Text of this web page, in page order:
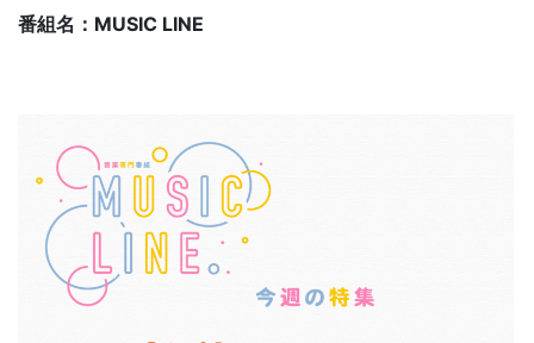
番組名：MUSIC LINE